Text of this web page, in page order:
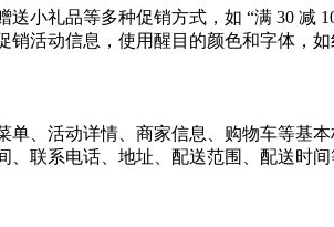
小礼品等多种促销方式，如 “满 30 减
销活动信息，使用醒目的颜色和字体，
单、活动详情、商家信息、购物车等基
、联系电话、地址、配送范围、配送时